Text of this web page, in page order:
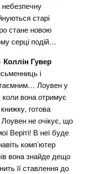
старі
стане новою
серці подій…
Коллін Гувер
і
Лоувен у
коли вона отримує
готова
не очікує, що
Веріті! В неї буде
комп’ютер
вона знайде дещо
її ставлення до